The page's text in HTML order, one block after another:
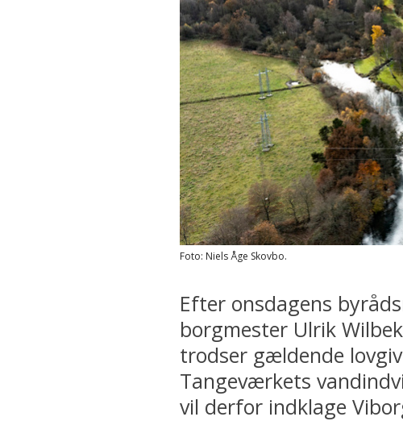
Foto: Niels Åge Skovbo.
Efter onsdagens
borgmester Ulrik
trodser gældende
Tangeværkets
vil derfor indklage